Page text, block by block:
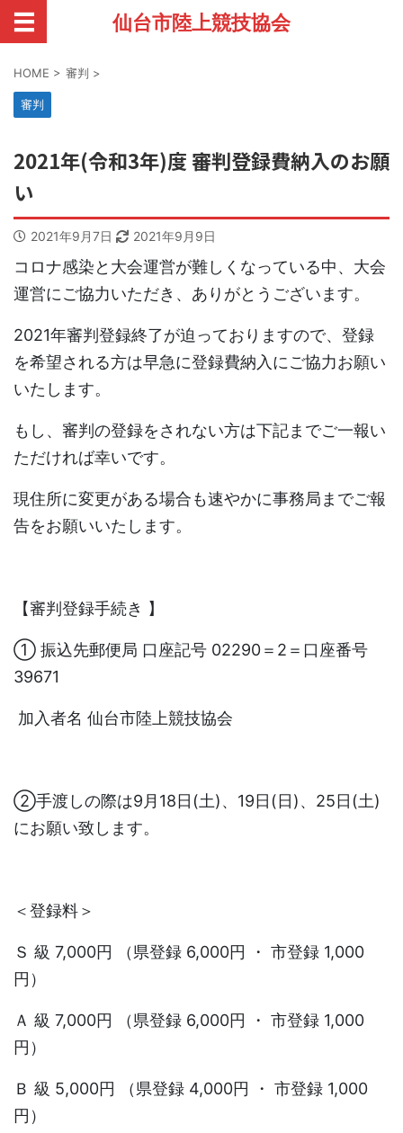
仙台市陸上競技協会
HOME > 審判 >
審判
2021年(令和3年)度 審判登録費納入のお願
い
2021年9月7日 2021年9月9日
コロナ感染と大会運営が難しくなっている中、大会
運営にご協力いただき、ありがとうございます。
2021年審判登録終了が迫っておりますので、登録
を希望される方は早急に登録費納入にご協力お願い
いたします。
もし、審判の登録をされない方は下記までご一報い
ただければ幸いです。
現住所に変更がある場合も速やかに事務局までご報
告をお願いいたします。
【審判登録手続き 】
① 振込先郵便局 口座記号 02290＝2＝口座番号
39671
加入者名 仙台市陸上競技協会
②手渡しの際は9月18日(土)、19日(日)、25日(土)
にお願い致します。
＜登録料＞
Ｓ 級 7,000円 （県登録 6,000円 ・ 市登録 1,000
円）
Ａ 級 7,000円 （県登録 6,000円 ・ 市登録 1,000
円）
Ｂ 級 5,000円 （県登録 4,000円 ・ 市登録 1,000
円）